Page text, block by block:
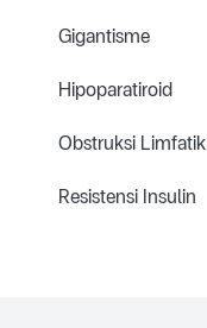
Gigantisme
Hipoparatiroid
Obstruksi Limfatik
Resistensi Insulin